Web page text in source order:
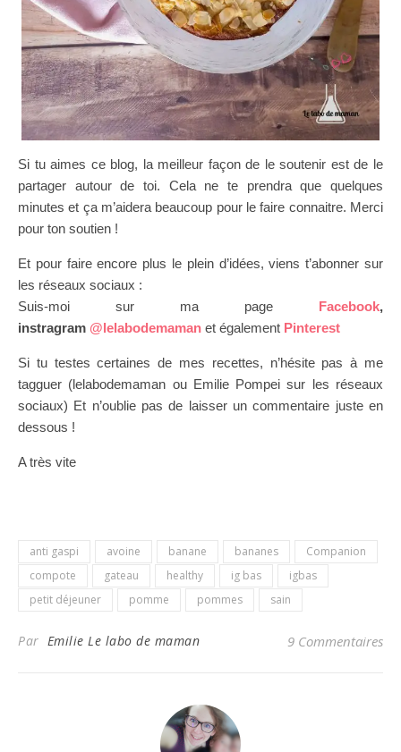
Si tu aimes ce blog, la meilleur façon de le soutenir est de le
partager autour de toi. Cela ne te prendra que quelques
minutes et ça m’aidera beaucoup pour le faire connaitre. Merci
pour ton soutien !
Et pour faire encore plus le plein d’idées, viens t’abonner sur
les réseaux sociaux :
Suis-moi sur ma page Facebook,
instragram @lelabodemaman et également Pinterest
Si tu testes certaines de mes recettes, n’hésite pas à me
tagguer (lelabodemaman ou Emilie Pompei sur les réseaux
sociaux) Et n’oublie pas de laisser un commentaire juste en
dessous !
A très vite
anti gaspi avoine banane bananes
Companion
compote
gateau healthy ig bas
igbas
petit déjeuner
pomme pommes sain
Par Emilie Le labo de maman 9 Commentaires